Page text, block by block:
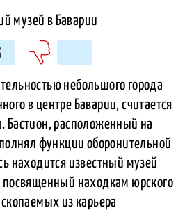
небольшого города
в центре Баварии, считается
Бастион, расположенный на
функции оборонительной
находится известный музей
посвященный находкам юрского
из карьера